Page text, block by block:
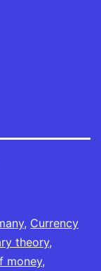
, Currency
theory,
money,